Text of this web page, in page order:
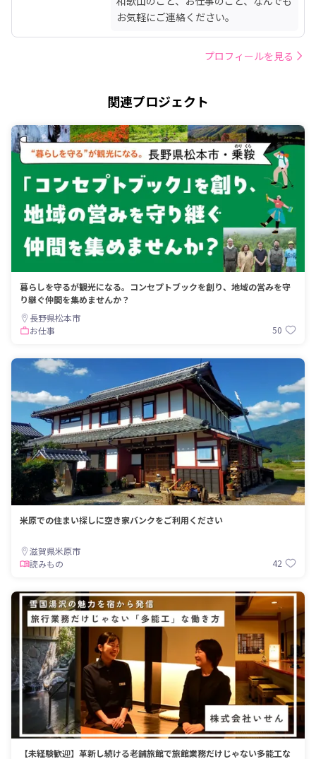
お気軽にご連絡ください。
プロフィールを見る
関連プロジェクト
暮らしを守るが観光になる。コンセプトブックを創り、地域の営みを守
り継ぐ仲間を集めませんか？
長野県松本市
お仕事
50
米原での住まい探しに空き家バンクをご利用ください
滋賀県米原市
読みもの
42
【未経験歓迎】革新し続ける老舗旅館で旅館業務だけじゃない多能工な